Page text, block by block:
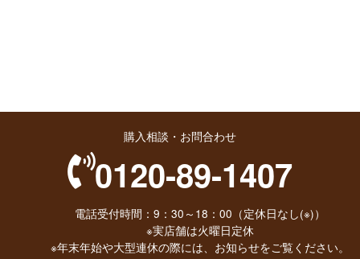
購入相談・お問合わせ
0120-89-1407
電話受付時間：9：30～18：00（定休日なし(※)）
※実店舗は火曜日定休
※年末年始や大型連休の際には、お知らせをご覧ください。